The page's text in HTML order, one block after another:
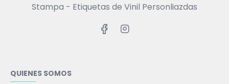
Stampa - Etiquetas de Vinil Personliazdas
QUIENES SOMOS